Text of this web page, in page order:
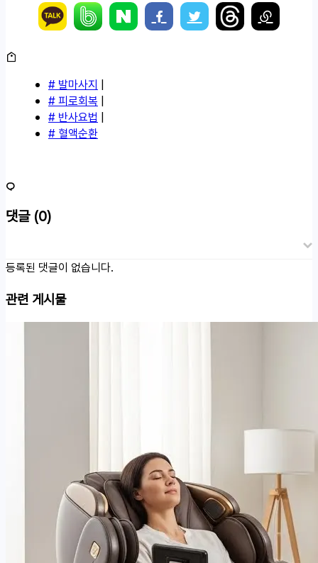
# 발마사지 |
# 피로회복 |
# 반사요법 |
# 혈액순환
댓글 (0)
등록된 댓글이 없습니다.
관련 게시물